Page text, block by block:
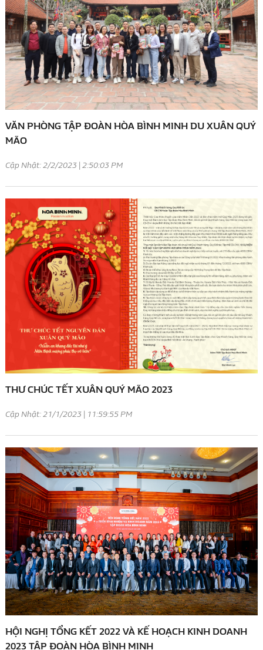
VĂN PHÒNG TẬP ĐOÀN HÒA BÌNH MINH DU XUÂN QUÝ
MÃO
Cập Nhật: 2/2/2023 | 2:50:03 PM
THƯ CHÚC TẾT XUÂN QUÝ MÃO 2023
Cập Nhật: 21/1/2023 | 11:59:55 PM
HỘI NGHỊ TỔNG KẾT 2022 VÀ KẾ HOẠCH KINH DOANH
2023 TẬP ĐOÀN HÒA BÌNH MINH